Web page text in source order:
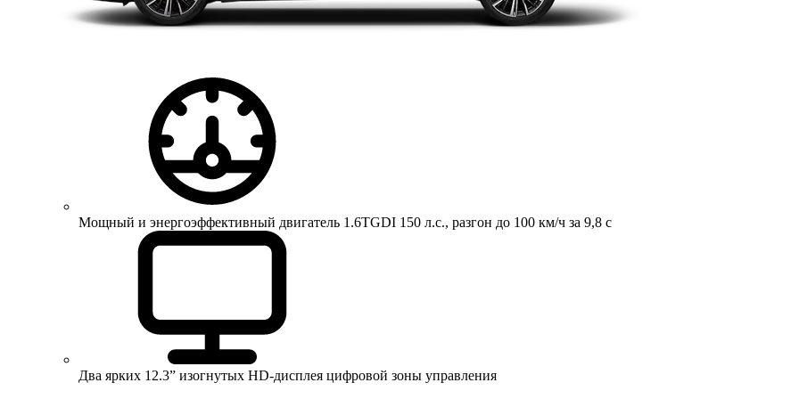
Мощный и энергоэффективный двигатель 1.6TGDI 150 л.с., разгон до 100 км/ч за 9,8 с
Два ярких 12.3” изогнутых HD-дисплея цифровой зоны управления